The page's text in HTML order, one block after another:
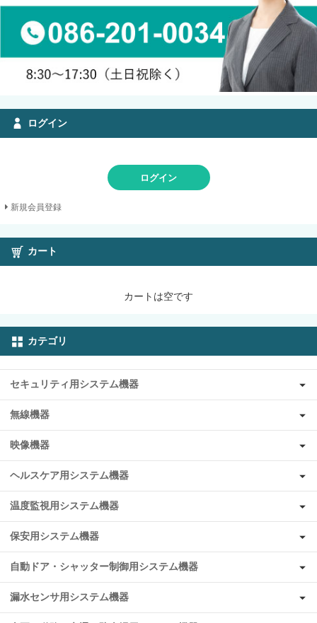
ログイン
ログイン
新規会員登録
カート
カートは空です
カテゴリ
セキュリティ用システム機器
無線機器
映像機器
ヘルスケア用システム機器
温度監視用システム機器
保安用システム機器
自動ドア・シャッター制御用システム機器
漏水センサ用システム機器